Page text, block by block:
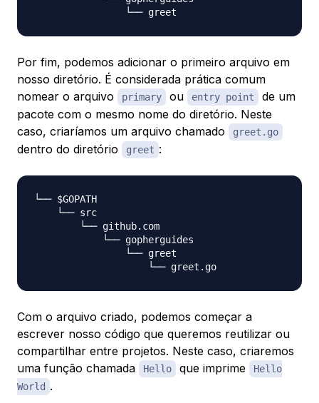
Por fim, podemos adicionar o primeiro arquivo em
nosso diretório. É considerada prática comum
nomear o arquivo
primary ou entry point
de um
pacote com o mesmo nome do diretório. Neste
caso, criaríamos um arquivo chamado
greet.go
dentro do diretório greet :
└── $GOPATH
    └── src
        └── github.com
            └── gopherguides
                └── greet
Com o arquivo criado, podemos começar a
escrever nosso código que queremos reutilizar ou
compartilhar entre projetos. Neste caso, criaremos
uma função chamada
Hello que imprime
Hello
World .